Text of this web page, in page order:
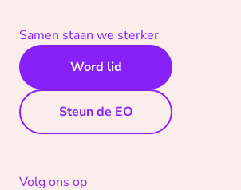
Samen staan we sterker
Word lid
Steun de EO
Volg ons op